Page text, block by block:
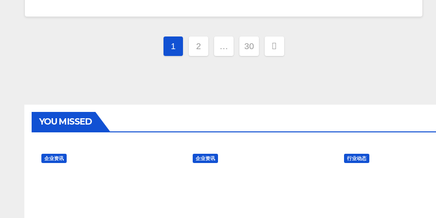
文
章
1 2 … 30
YOU MISSED
企业资讯 企业资讯 行业动态